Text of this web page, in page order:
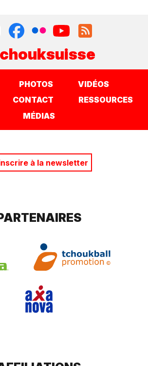
PHOTOS
VIDÉOS
CONTACT
RESSOURCES
MÉDIAS
à la newsletter